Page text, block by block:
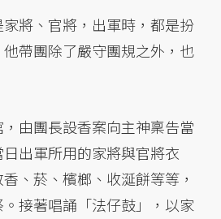
將、官將，出軍時，都是扮
帶團除了嚴守團規之外，也
由團長設香案向主神稟告當
出軍所用的家將與官將衣
、菸、檳榔、收涎餅等等，
接著唱誦「法仔鼓」，以家